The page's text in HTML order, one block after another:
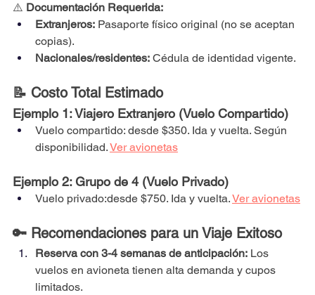
⚠️ Documentación Requerida:
Extranjeros: Pasaporte físico original (no se aceptan
copias).
Nacionales/residentes: Cédula de identidad vigente.
📝 Costo Total Estimado
Ejemplo 1: Viajero Extranjero (Vuelo Compartido)
Vuelo compartido: desde $350. Ida y vuelta. Según
disponibilidad. Ver avionetas
Ejemplo 2: Grupo de 4 (Vuelo Privado)
Vuelo privado:desde $750. Ida y vuelta. Ver avionetas
🔑 Recomendaciones para un Viaje Exitoso
Reserva con 3-4 semanas de anticipación: Los
vuelos en avioneta tienen alta demanda y cupos
limitados.